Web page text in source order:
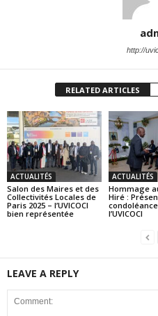
http://
RELATED ARTICLES
ACTUALITÉS
Salon des Maires et des
Collectivités Locales de
Paris 2025 – l’UVICOCI
bien représentée
ACTUALITÉS
Hommage
Hiré :
l’UVICOCI
LEAVE A REPLY